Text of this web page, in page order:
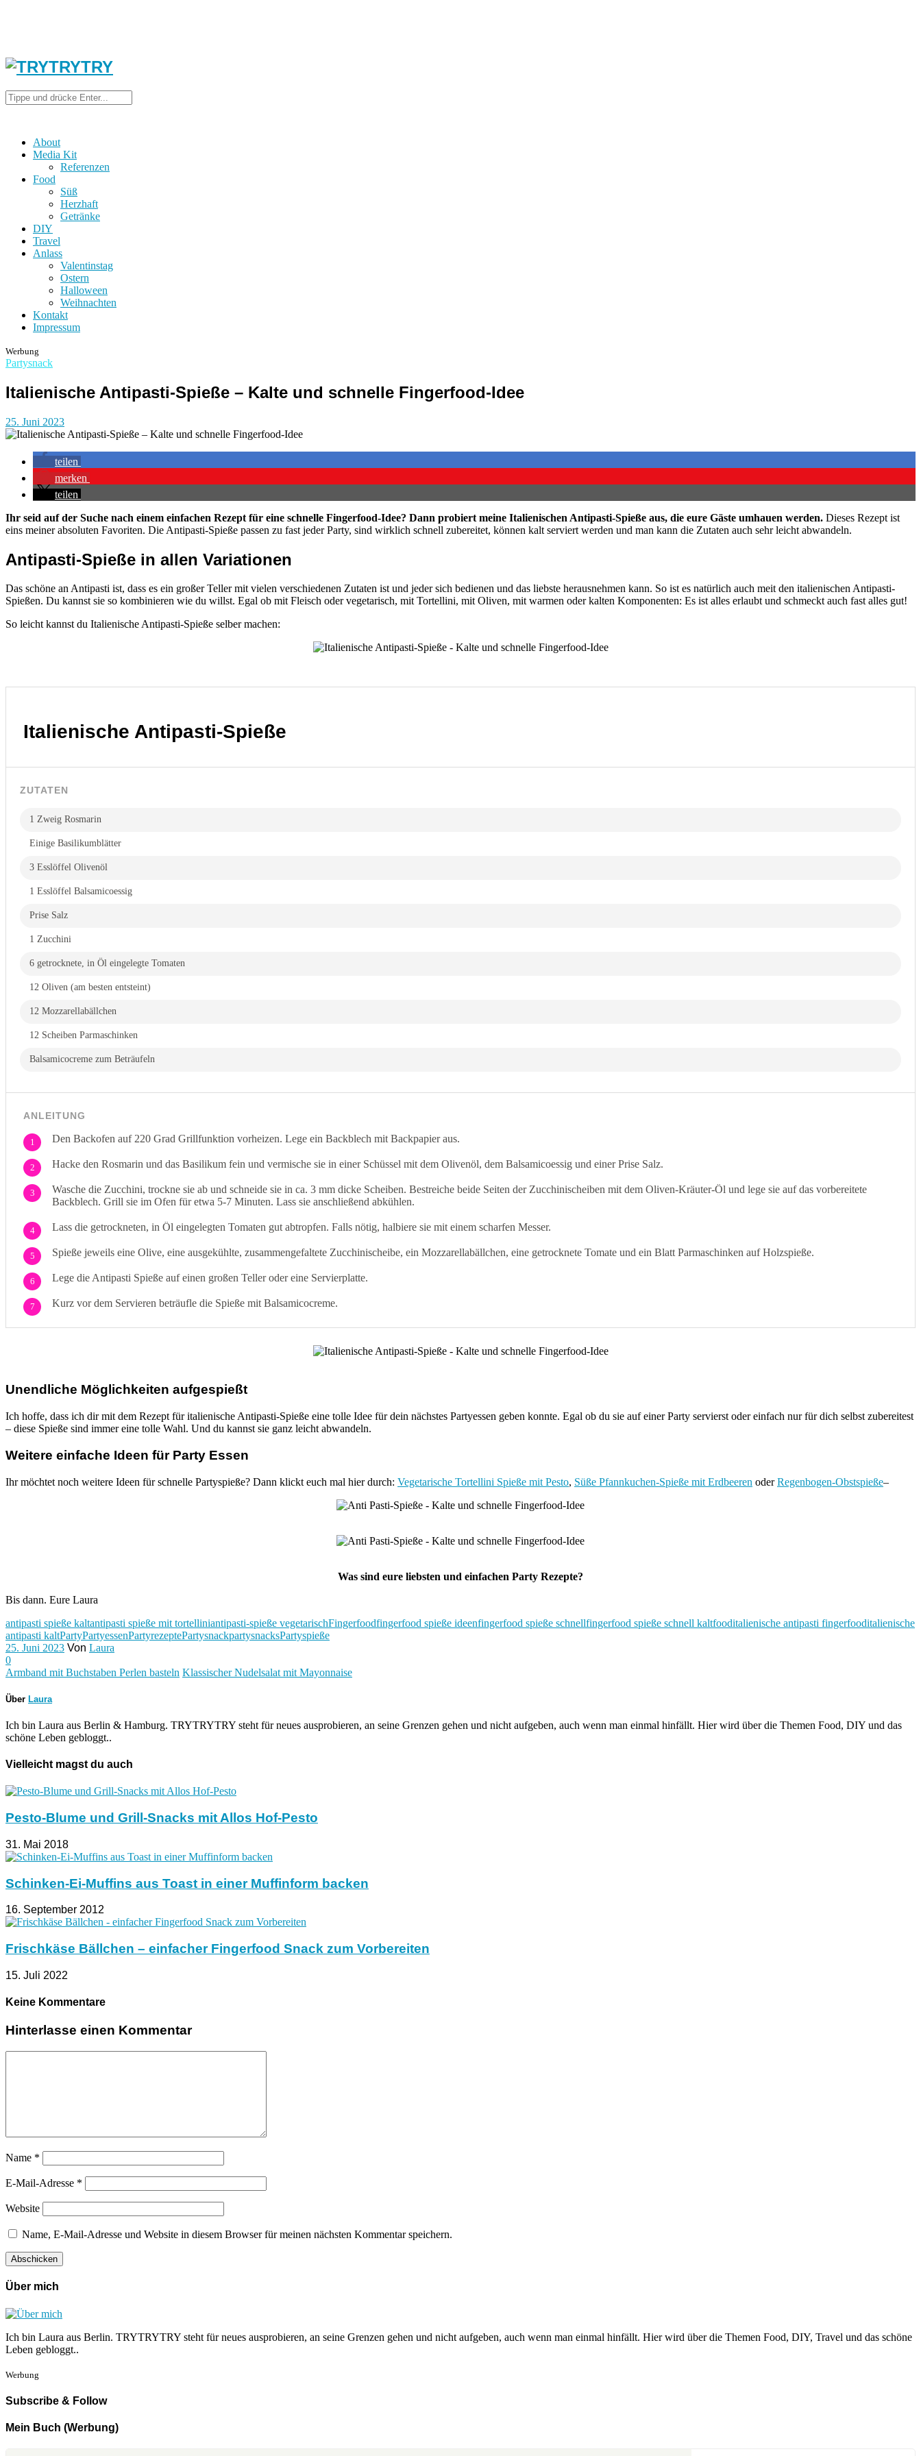
About
Media Kit
Referenzen
Food
Süß
Herzhaft
Getränke
DIY
Travel
Anlass
Valentinstag
Ostern
Halloween
Weihnachten
Kontakt
Impressum
Werbung
Partysnack
Italienische Antipasti-Spieße – Kalte und schnelle Fingerfood-Idee
25. Juni 2023
teilen
merken
teilen
Ihr seid auf der Suche nach einem einfachen Rezept für eine schnelle Fingerfood-Idee? Dann probiert meine Italienischen Antipasti-Spieße aus, die eure Gäste umhauen werden. Dieses Rezept ist
eins meiner absoluten Favoriten. Die Antipasti-Spieße passen zu fast jeder Party, sind wirklich schnell zubereitet, können kalt serviert werden und man kann die Zutaten auch sehr leicht abwandeln.
Antipasti-Spieße in allen Variationen
Das schöne an Antipasti ist, dass es ein großer Teller mit vielen verschiedenen Zutaten ist und jeder sich bedienen und das liebste herausnehmen kann. So ist es natürlich auch meit den italienischen Antipasti-
Spießen. Du kannst sie so kombinieren wie du willst. Egal ob mit Fleisch oder vegetarisch, mit Tortellini, mit Oliven, mit warmen oder kalten Komponenten: Es ist alles erlaubt und schmeckt auch fast alles gut!
So leicht kannst du Italienische Antipasti-Spieße selber machen:
Italienische Antipasti-Spieße
ZUTATEN
1 Zweig Rosmarin
Einige Basilikumblätter
3 Esslöffel Olivenöl
1 Esslöffel Balsamicoessig
Prise Salz
1 Zucchini
6 getrocknete, in Öl eingelegte Tomaten
12 Oliven (am besten entsteint)
12 Mozzarellabällchen
12 Scheiben Parmaschinken
Balsamicocreme zum Beträufeln
ANLEITUNG
1 Den Backofen auf 220 Grad Grillfunktion vorheizen. Lege ein Backblech mit Backpapier aus.
2 Hacke den Rosmarin und das Basilikum fein und vermische sie in einer Schüssel mit dem Olivenöl, dem Balsamicoessig und einer Prise Salz.
3
Wasche die Zucchini, trockne sie ab und schneide sie in ca. 3 mm dicke Scheiben. Bestreiche beide Seiten der Zucchinischeiben mit dem Oliven-Kräuter-Öl und lege sie auf das vorbereitete
Backblech. Grill sie im Ofen für etwa 5-7 Minuten. Lass sie anschließend abkühlen.
4 Lass die getrockneten, in Öl eingelegten Tomaten gut abtropfen. Falls nötig, halbiere sie mit einem scharfen Messer.
5 Spieße jeweils eine Olive, eine ausgekühlte, zusammengefaltete Zucchinischeibe, ein Mozzarellabällchen, eine getrocknete Tomate und ein Blatt Parmaschinken auf Holzspieße.
6 Lege die Antipasti Spieße auf einen großen Teller oder eine Servierplatte.
7 Kurz vor dem Servieren beträufle die Spieße mit Balsamicocreme.
Unendliche Möglichkeiten aufgespießt
Ich hoffe, dass ich dir mit dem Rezept für italienische Antipasti-Spieße eine tolle Idee für dein nächstes Partyessen geben konnte. Egal ob du sie auf einer Party servierst oder einfach nur für dich selbst zubereitest
– diese Spieße sind immer eine tolle Wahl. Und du kannst sie ganz leicht abwandeln.
Weitere einfache Ideen für Party Essen
Ihr möchtet noch weitere Ideen für schnelle Partyspieße? Dann klickt euch mal hier durch: Vegetarische Tortellini Spieße mit Pesto, Süße Pfannkuchen-Spieße mit Erdbeeren oderRegenbogen-Obstspieße–
Was sind eure liebsten und einfachen Party Rezepte?
Bis dann. Eure Laura
antipasti spieße kaltantipasti spieße mit tortelliniantipasti-spieße vegetarischFingerfoodfingerfood spieße ideenfingerfood spieße schnellfingerfood spieße schnell kaltfooditalienische antipasti fingerfooditalienische
antipasti kaltPartyPartyessenPartyrezeptePartysnackpartysnacksPartyspieße
25. Juni 2023 Von Laura
0
Armband mit Buchstaben Perlen basteln Klassischer Nudelsalat mit Mayonnaise
Über Laura
Ich bin Laura aus Berlin & Hamburg. TRYTRYTRY steht für neues ausprobieren, an seine Grenzen gehen und nicht aufgeben, auch wenn man einmal hinfällt. Hier wird über die Themen Food, DIY und das
schöne Leben gebloggt..
Vielleicht magst du auch
Pesto-Blume und Grill-Snacks mit Allos Hof-Pesto
31. Mai 2018
Schinken-Ei-Muffins aus Toast in einer Muffinform backen
16. September 2012
Frischkäse Bällchen – einfacher Fingerfood Snack zum Vorbereiten
15. Juli 2022
Keine Kommentare
Hinterlasse einen Kommentar
Name *
E-Mail-Adresse *
Website
Name, E-Mail-Adresse und Website in diesem Browser für meinen nächsten Kommentar speichern.
Über mich
Ich bin Laura aus Berlin. TRYTRYTRY steht für neues ausprobieren, an seine Grenzen gehen und nicht aufgeben, auch wenn man einmal hinfällt. Hier wird über die Themen Food, DIY, Travel und das schöne
Leben gebloggt..
Werbung
Subscribe & Follow
Mein Buch (Werbung)